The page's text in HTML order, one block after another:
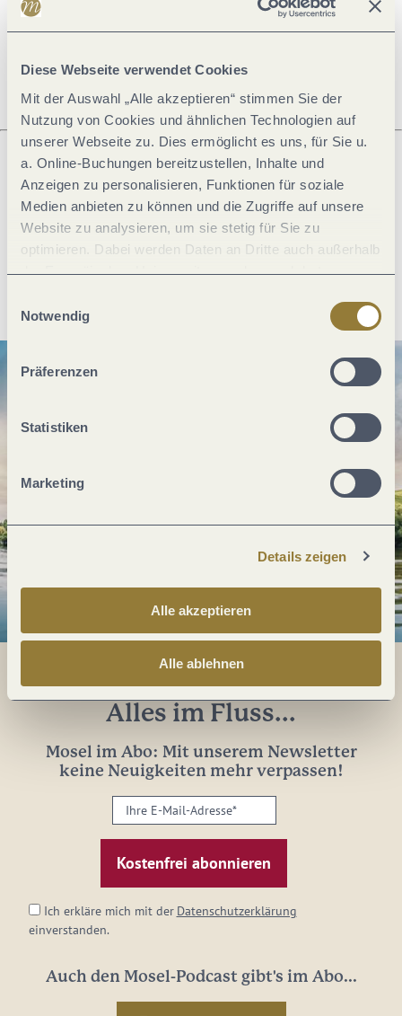
Diese Webseite verwendet Cookies
Mit der Auswahl „Alle akzeptieren“ stimmen Sie der
Nutzung von Cookies und ähnlichen Technologien auf
unserer Webseite zu. Dies ermöglicht es uns, für Sie u.
a. Online-Buchungen bereitzustellen, Inhalte und
Anzeigen zu personalisieren, Funktionen für soziale
Medien anbieten zu können und die Zugriffe auf unsere
Website zu analysieren, um sie stetig für Sie zu
optimieren. Dabei werden Daten an Dritte auch außerhalb
der Europäischen Union weitergegeben und dort
jederzeit widerrufen werden. Mit der Auswahl "Alle
ablehnen" kann es zu Beeinträchtigungen in der Nutzung
Notwendig
Präferenzen
Statistiken
Marketing
Details zeigen
Alle akzeptieren
Alle ablehnen
Was möchtest du als nächstes tun?
Alles im Fluss...
Mosel im Abo: Mit unserem Newsletter
keine Neuigkeiten mehr verpassen!
Ihre
E-
Mail-
Adresse:
Ich erkläre mich mit der Datenschutzerklärung
einverstanden.
Auch den Mosel-Podcast gibt's im Abo...